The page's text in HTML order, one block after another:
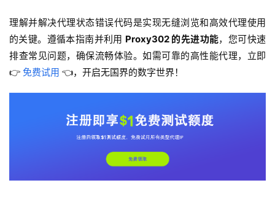
理解并解决代理状态错误代码是实现无缝浏览和高效代理使用
的关键。遵循本指南并利用 Proxy302 的先进功能，您可快速
排查常见问题，确保流畅体验。如需可靠的高性能代理，立即
👉 免费试用 👈，开启无国界的数字世界！